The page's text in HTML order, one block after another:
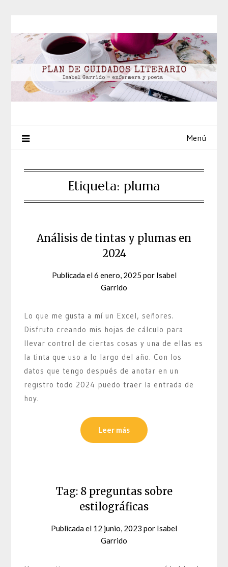
contenido
Menú
Etiqueta: pluma
Análisis de tintas y plumas en
2024
Publicada el6 enero, 2025 por Isabel
Garrido
Lo que me gusta a mí un Excel, señores.
Disfruto creando mis hojas de cálculo para
llevar control de ciertas cosas y una de ellas es
la tinta que uso a lo largo del año. Con los
datos que tengo después de anotar en un
registro todo 2024 puedo traer la entrada de
hoy.
Leer más
Tag: 8 preguntas sobre
estilográficas
Publicada el 12 junio, 2023 por Isabel
Garrido